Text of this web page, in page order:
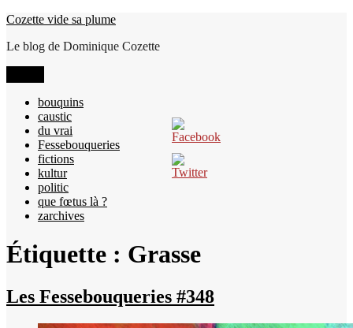
Aller
contenu
Cozette vide sa plume
Le blog de Dominique Cozette
bouquins
caustic
du vrai
Fessebouqueries
fictions
kultur
politic
que fœtus là ?
zarchives
Étiquette : Grasse
Les Fessebouqueries #348